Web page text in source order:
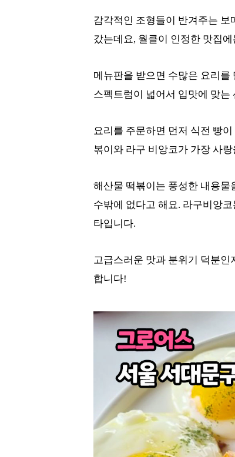
감각적인 조형들이 반겨주는 보
갔는데요, 월클이 인정한 맛집
메뉴판을 받으면 수많은 요리를
스펙트럼이 넓어서 입맛에 맞
요리를 주문하면 먼저 식전 빵
볶이와 라구 비앙코가 가장 사
해산물 떡볶이는 풍성한 내용물
수밖에 없다고 해요. 라구비앙
타입니다.
고급스러운 맛과 분위기 덕분
합니다!